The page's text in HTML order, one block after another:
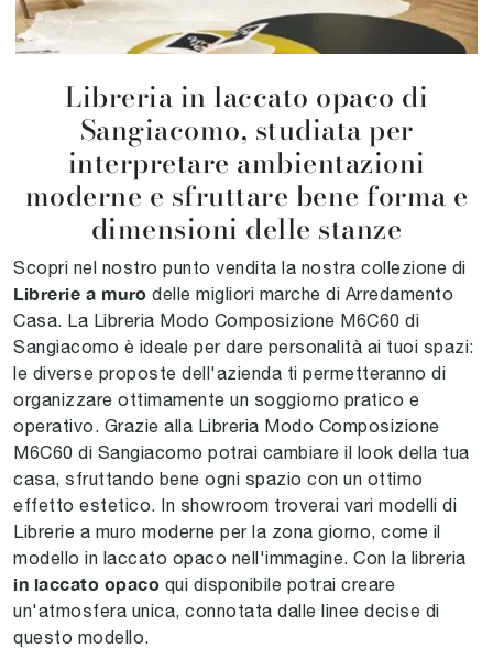
Libreria in laccato opaco di
Sangiacomo, studiata per
interpretare ambientazioni
moderne e sfruttare bene forma e
dimensioni delle stanze
Scopri nel nostro punto vendita la nostra collezione di
Librerie a muro delle migliori marche di Arredamento
Casa. La Libreria Modo Composizione M6C60 di
Sangiacomo è ideale per dare personalità ai tuoi spazi:
le diverse proposte dell'azienda ti permetteranno di
organizzare ottimamente un soggiorno pratico e
operativo. Grazie alla Libreria Modo Composizione
M6C60 di Sangiacomo potrai cambiare il look della tua
casa, sfruttando bene ogni spazio con un ottimo
effetto estetico. In showroom troverai vari modelli di
Librerie a muro moderne per la zona giorno, come il
modello in laccato opaco nell'immagine. Con la libreria
in laccato opaco qui disponibile potrai creare
un'atmosfera unica, connotata dalle linee decise di
questo modello.